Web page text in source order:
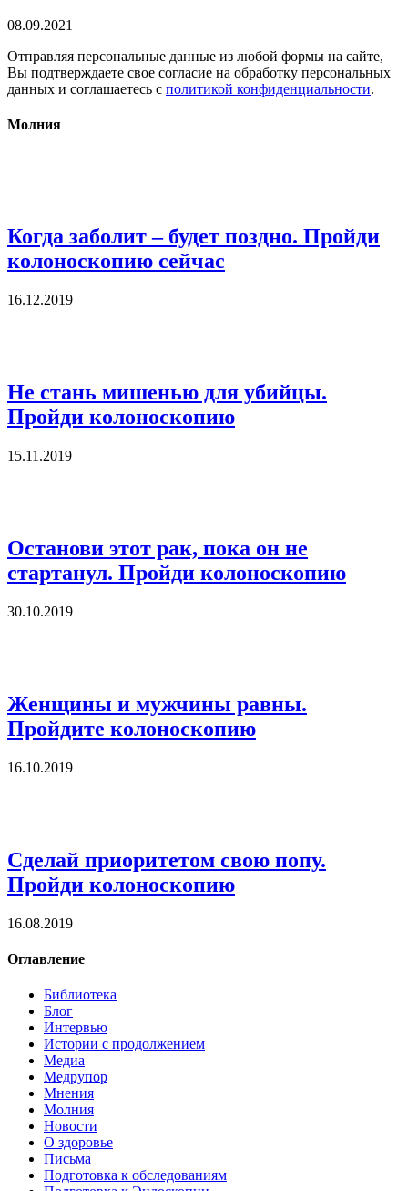
08.09.2021
Отправляя персональные данные из любой формы на сайте,
Вы подтверждаете свое согласие на обработку персональных
данных и соглашаетесь с политикой конфиденциальности.
Молния
Когда заболит – будет поздно. Пройди
колоноскопию сейчас
16.12.2019
Не стань мишенью для убийцы.
Пройди колоноскопию
15.11.2019
Останови этот рак, пока он не
стартанул. Пройди колоноскопию
30.10.2019
Женщины и мужчины равны.
Пройдите колоноскопию
16.10.2019
Сделай приоритетом свою попу.
Пройди колоноскопию
16.08.2019
Оглавление
Библиотека
Блог
Интервью
Истории с продолжением
Медиа
Медрупор
Мнения
Молния
Новости
О здоровье
Письма
Подготовка к обследованиям